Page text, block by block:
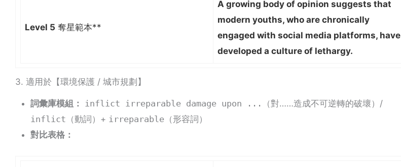
Level 5 奪星範本**
A growing body of opinion suggests that
modern youths, who are chronically
engaged with social media platforms, have
developed a culture of lethargy.
3. 適用於【環境保護 / 城市規劃】
詞彙庫模組： inflict irreparable damage upon ...
（對……造成不可逆轉的破壞）/
inflict （動詞）+ irreparable （形容詞）
對比表格：